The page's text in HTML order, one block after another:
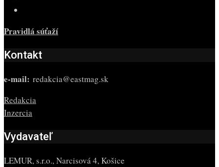
Pravidlá súťaží
Kontakt
e-mail: redakcia@eastmag.sk
Redakcia
Inzercia
Vydavateľ
LEMUR, s.r.o., Narcisová 4, Košice